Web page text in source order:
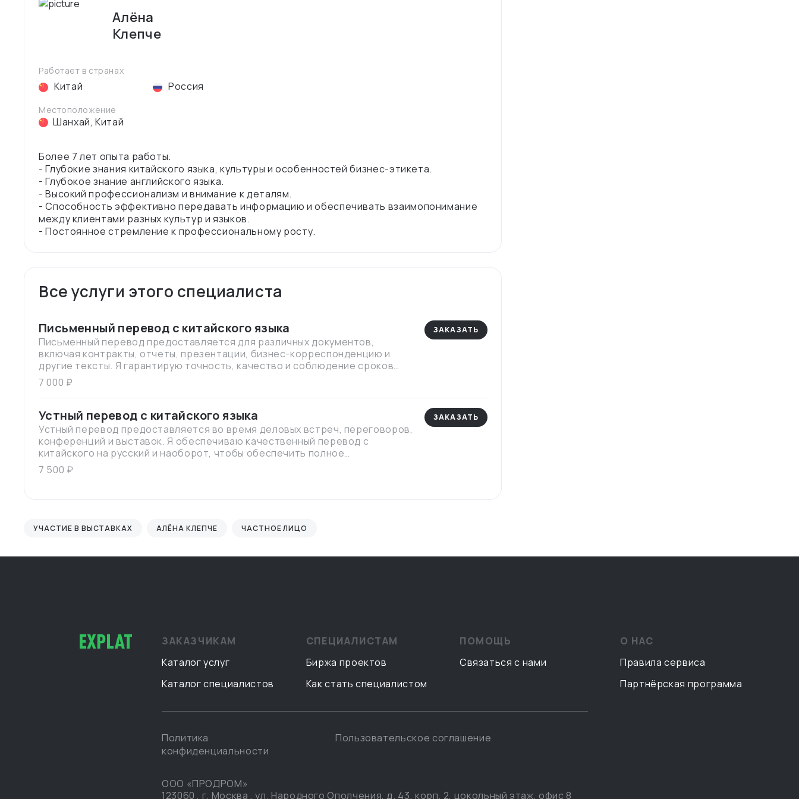
Алёна
Клепче
Работает в странах
Китай Россия
Местоположение
Шанхай,Китай
Более 7 лет опыта работы.
- Глубокие знания китайского языка, культуры и особенностей бизнес-этикета.
- Глубокое знание английского языка.
- Высокий профессионализм и внимание к деталям.
- Способность эффективно передавать информацию и обеспечивать взаимопонимание
между клиентами разных культур и языков.
Все услуги этого специалиста
Письменный перевод с китайского языка
Письменный перевод предоставляется для различных документов,
включая контракты, отчеты, презентации, бизнес-корреспонденцию и
другие тексты. Я гарантирую точность, качество и соблюдение сроков
выполнения перевода.
7 000 ₽
ЗАКАЗАТЬ
Устный перевод с китайского языка
Устный перевод предоставляется во время деловых встреч, переговоров,
конференций и выставок. Я обеспечиваю качественный перевод с
китайского на русский и наоборот, чтобы обеспечить полное
взаимопонимание между клиентами разных культур и языков. Устный
перевод может быть оказан как лично, так и в формате онлайн-
7 500 ₽
ЗАКАЗАТЬ
УЧАСТИЕ В ВЫСТАВКАХ АЛЁНА КЛЕПЧЕ ЧАСТНОЕ ЛИЦО
ЗАКАЗЧИКАМ
Каталог услуг
Каталог специалистов
СПЕЦИАЛИСТАМ
Биржа проектов
Как стать специалистом
ПОМОЩЬ
Связаться с нами
Политика
конфиденциальности
Пользовательское соглашение
ООО «ПРОДРОМ»
123060 , г. Москва ,ул. Народного Ополчения, д. 43, корп. 2, цокольный этаж, офис 8
О НАС
Правила сервиса
Партнёрская программа